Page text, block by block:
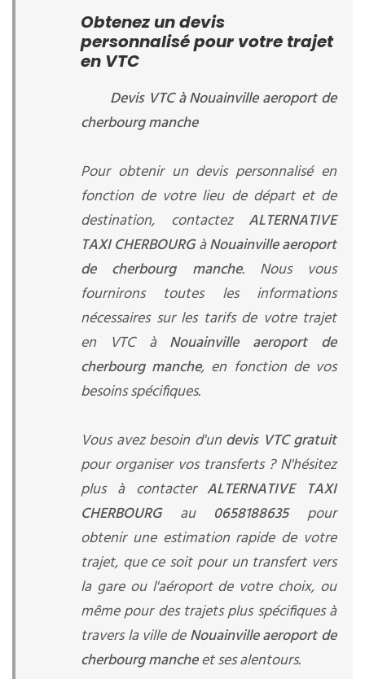
Obtenez un devis
personnalisé pour votre trajet
en VTC
Devis VTC à Nouainville aeroport de
cherbourg manche
Pour obtenir un devis personnalisé en
fonction de votre lieu de départ et de
destination, contactez ALTERNATIVE
TAXI CHERBOURGàNouainville aeroport
de cherbourg manche. Nous vous
fournirons toutes les informations
nécessaires sur les tarifs de votre trajet
en VTC à Nouainville aeroport de
cherbourg manche, en fonction de vos
besoins spécifiques.
Vous avez besoin d'un devis VTC gratuit
pour organiser vos transferts ? N'hésitez
plus à contacterALTERNATIVE TAXI
CHERBOURGau 0658188635pour
obtenir une estimation rapide de votre
trajet, que ce soit pour un transfert vers
la gare ou l'aéroport de votre choix, ou
même pour des trajets plus spécifiques à
travers la ville deNouainville aeroport de
cherbourg mancheet ses alentours.